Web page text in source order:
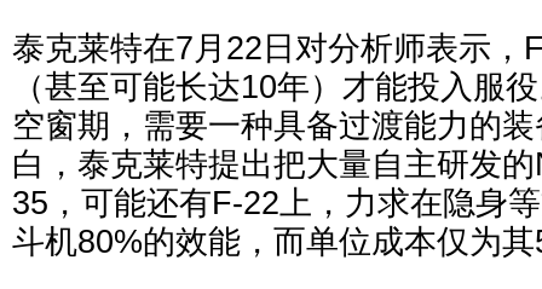
泰克莱特在7月22日对分析师表示，
（甚至可能长达10年）才能投入服
空窗期，需要一种具备过渡能力的
白，泰克莱特提出把大量自主研发
35，可能还有F-22上，力求在隐身
斗机80%的效能，而单位成本仅为